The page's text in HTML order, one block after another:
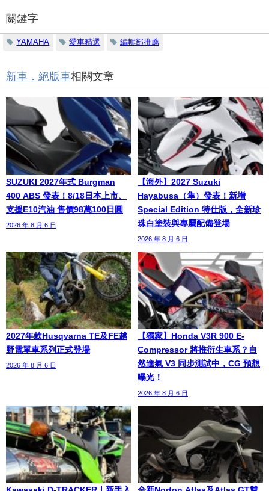
關鍵字
YAMAHA 愛車精選 編輯部推薦
新車．絕版車相關文章
SUZUKI 2027年式 Burgman
400 ABS 發表！8/18日本上市、
支援E10汽油 售價98萬100日圓
2026 年 8 月 6 日
【海外】2027 Suzuki
Hayabusa（隼）發表！新增
Special Edition 特仕版，全新珍
珠白塗裝與專屬配備登場
2026 年 8 月 6 日
2027年款Husqvarna TE及FE越
野電單車系列正式登場
2026 年 8 月 6 日
【獨家】Honda V3R 900 E-
Compressor 將推衍生車系？自
然進氣 V3 同步測試中，CG 預想
曝光！
2026 年 8 月 6 日